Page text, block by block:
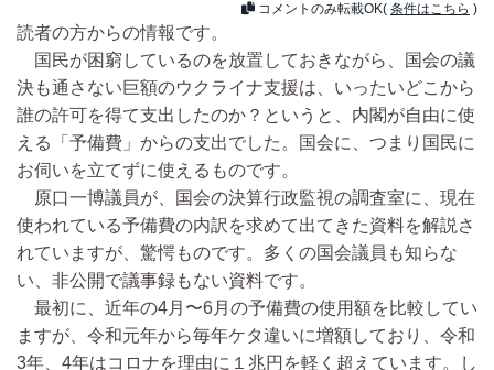
コメントのみ転載OK( 条件はこちら )
読者の方からの情報です。
国民が困窮しているのを放置しておきながら、国会の議
決も通さない巨額のウクライナ支援は、いったいどこから
誰の許可を得て支出したのか？というと、内閣が自由に使
える「予備費」からの支出でした。国会に、つまり国民に
お伺いを立てずに使えるものです。
原口一博議員が、国会の決算行政監視の調査室に、現在
使われている予備費の内訳を求めて出てきた資料を解説さ
れていますが、驚愕ものです。多くの国会議員も知らな
い、非公開で議事録もない資料です。
最初に、近年の4月〜6月の予備費の使用額を比較してい
ますが、令和元年から毎年ケタ違いに増額しており、令和
3年、4年はコロナを理由に１兆円を軽く超えています。し